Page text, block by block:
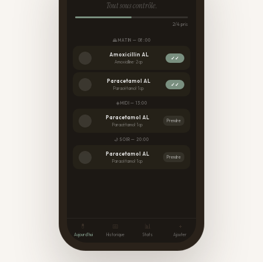
Tout sous contrôle.
2/4 pris
🌄 MATIN — 08:00
Amoxicillin AL
Amoxicilline · 2 cp
✓✓
Paracetamol AL
Paracétamol · 1 cp
✓✓
☀️ MIDI — 13:00
Paracetamol AL
Paracétamol · 1 cp
Prendre
🌙 SOIR — 20:00
Paracetamol AL
Paracétamol · 1 cp
Prendre
💊
Aujourd'hui Historique
📊
Stats
+
Ajouter